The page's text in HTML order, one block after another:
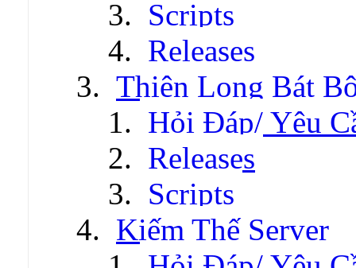
Scripts
Releases
Thiên Long Bát
Hỏi Đáp/ Yêu
Releases
Scripts
Kiếm Thế Server